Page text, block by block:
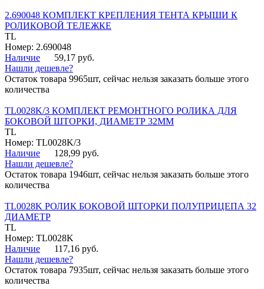
2.690048 КОМПЛЕКТ КРЕПЛЕНИЯ ТЕНТА КРЫШИ К
РОЛИКОВОЙ ТЕЛЕЖКЕ
TL
Номер: 2.690048
Наличие
59,17 руб.
Нашли дешевле?
Остаток товара 9965шт, сейчас нельзя заказать больше этого
количества
TL0028K/3 КОМПЛЕКТ РЕМОНТНОГО РОЛИКА ДЛЯ
БОКОВОЙ ШТОРКИ, ДИАМЕТР 32ММ
TL
Номер: TL0028K/3
Наличие
128,99 руб.
Нашли дешевле?
Остаток товара 1946шт, сейчас нельзя заказать больше этого
количества
TL0028K РОЛИК БОКОВОЙ ШТОРКИ ПОЛУПРИЦЕПА 32
ДИАМЕТР
TL
Номер: TL0028K
Наличие
117,16 руб.
Нашли дешевле?
Остаток товара 7935шт, сейчас нельзя заказать больше этого
количества